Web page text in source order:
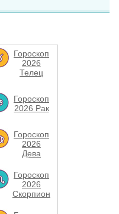
Гороскоп
2026
Телец
Гороскоп
2026 Рак
Гороскоп
2026
Дева
Гороскоп
2026
Скорпион